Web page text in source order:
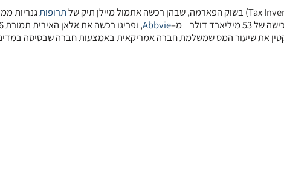
תרופותגנריות
Abbvie
,
על היכולת להקטין את שיעור המס שמשלמת חברה אמריקאית באמצעות חברה שבסיסה